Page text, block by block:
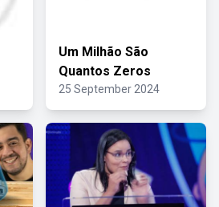
Um Milhão São
Quantos Zeros
25 September 2024